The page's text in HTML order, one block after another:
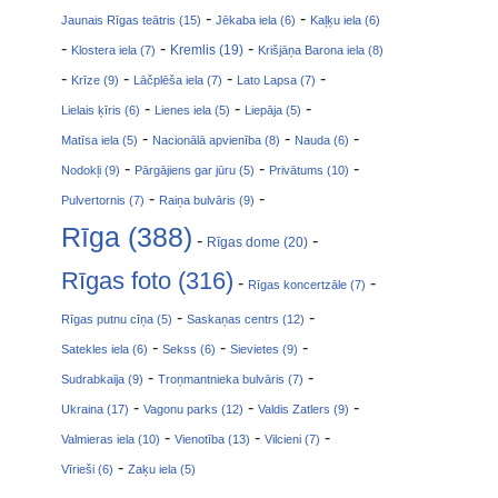
Jaunais Rīgas teātris (15) - Jēkaba iela (6) - Kaļķu iela (6)
- Klostera iela (7) - Kremlis (19) - Krišjāņa Barona iela (8)
- Krīze (9) - Lāčplēša iela (7) - Lato Lapsa (7) -
Lielais ķīris (6) - Lienes iela (5) - Liepāja (5) -
Matīsa iela (5) - Nacionālā apvienība (8) - Nauda (6) -
Nodokļi (9) - Pārgājiens gar jūru (5) - Privātums (10) -
Pulvertornis (7) - Raiņa bulvāris (9) -
Rīga (388) - Rīgas dome (20) -
Rīgas foto (316) - Rīgas koncertzāle (7) -
Rīgas putnu cīņa (5) - Saskaņas centrs (12) -
Satekles iela (6) - Sekss (6) - Sievietes (9) -
Sudrabkaija (9) - Troņmantnieka bulvāris (7) -
Ukraina (17) - Vagonu parks (12) - Valdis Zatlers (9) -
Valmieras iela (10) - Vienotība (13) - Vilcieni (7) -
Vīrieši (6) - Zaķu iela (5)